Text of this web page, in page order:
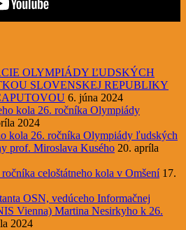
OLYMPIÁDY ĽUDSKÝCH
SLOVENSKEJ REPUBLIKY
6. júna 2024
kola 26. ročníka Olympiády
2024
kola 26. ročníka Olympiády ľudských
prof. Miroslava Kusého 20. apríla
celoštátneho kola v Omšení 17.
OSN, vedúceho Informačnej
Vienna) Martina Nesirkyho k 26.
2024